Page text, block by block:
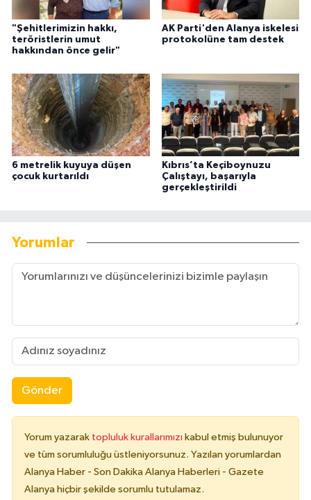
"Şehitlerimizin hakkı,
teröristlerin umut
hakkından önce gelir"
AK Parti'den Alanya iskelesi
protokolüne tam destek
6 metrelik kuyuya düşen
çocuk kurtarıldı
Kıbrıs’ta Keçiboynuzu
Çalıştayı, başarıyla
gerçekleştirildi
Yorumlar
Gönder
Yorum yazarak topluluk kurallarımızı kabul etmiş bulunuyor
ve tüm sorumluluğu üstleniyorsunuz. Yazılan yorumlardan
Alanya Haber - Son Dakika Alanya Haberleri - Gazete
Alanya hiçbir şekilde sorumlu tutulamaz.